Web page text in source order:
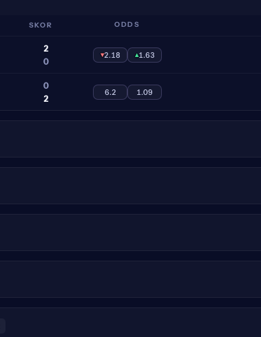
SKOR ODDS
2
0
▾2.18 ▴1.63
0
2
6.2 1.09